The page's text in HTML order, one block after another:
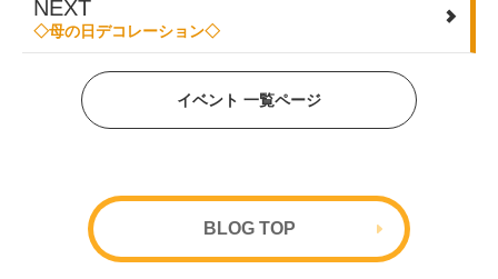
NEXT
◇母の日デコレーション◇
イベント 一覧ページ
BLOG TOP